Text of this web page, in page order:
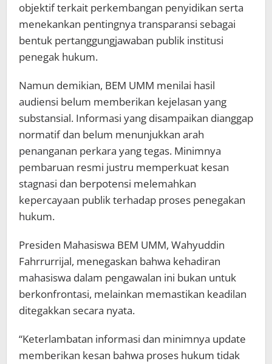
objektif terkait perkembangan penyidikan serta
menekankan pentingnya transparansi sebagai
bentuk pertanggungjawaban publik institusi
penegak hukum.
Namun demikian, BEM UMM menilai hasil
audiensi belum memberikan kejelasan yang
substansial. Informasi yang disampaikan dianggap
normatif dan belum menunjukkan arah
penanganan perkara yang tegas. Minimnya
pembaruan resmi justru memperkuat kesan
stagnasi dan berpotensi melemahkan
kepercayaan publik terhadap proses penegakan
hukum.
Presiden Mahasiswa BEM UMM, Wahyuddin
Fahrrurrijal, menegaskan bahwa kehadiran
mahasiswa dalam pengawalan ini bukan untuk
berkonfrontasi, melainkan memastikan keadilan
ditegakkan secara nyata.
“Keterlambatan informasi dan minimnya update
memberikan kesan bahwa proses hukum tidak